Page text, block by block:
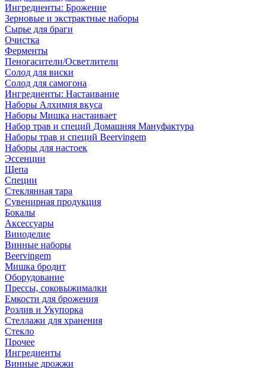
Ингредиенты: Брожение
Зерновые и экстрактные наборы
Сырье для браги
Очистка
Ферменты
Пеногасители/Осветлители
Солод для виски
Солод для самогона
Ингредиенты: Настаивание
Наборы Алхимия вкуса
Наборы Мишка настаивает
Набор трав и специй Домашняя Мануфактура
Наборы трав и специй Beervingem
Наборы для настоек
Эссенции
Щепа
Специи
Стеклянная тара
Сувенирная продукция
Бокалы
Аксессуары
Виноделие
Винные наборы
Beervingem
Мишка бродит
Оборудование
Прессы, соковыжималки
Емкости для брожения
Розлив и Укупорка
Стеллажи для хранения
Стекло
Прочее
Ингредиенты
Винные дрожжи